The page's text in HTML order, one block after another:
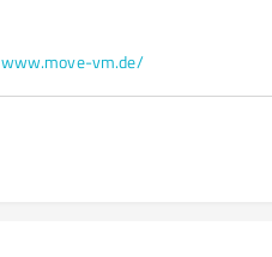
www.move-vm.de/